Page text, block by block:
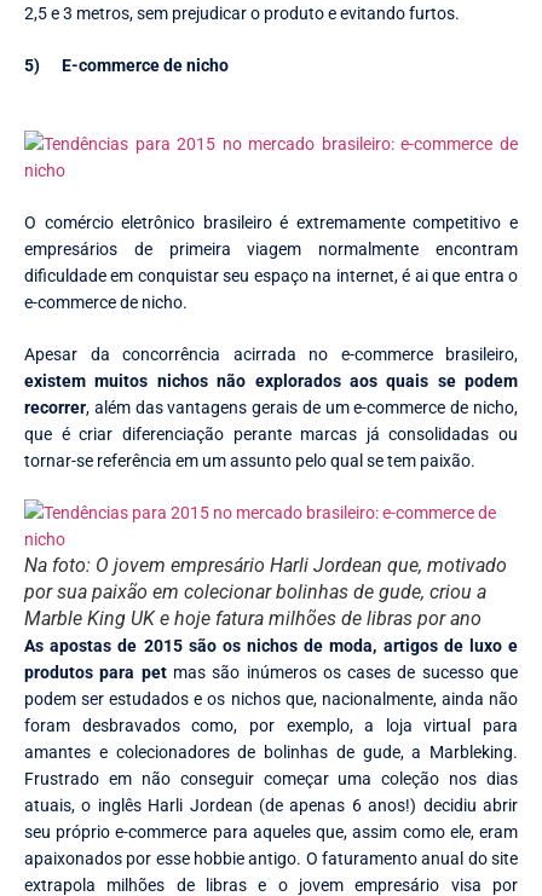
2,5 e 3 metros, sem prejudicar o produto e evitando furtos.
5) E-commerce de nicho
O comércio eletrônico brasileiro é extremamente competitivo e
empresários de primeira viagem normalmente encontram
dificuldade em conquistar seu espaço na internet, é ai que entra o
e-commerce de nicho.
Apesar da concorrência acirrada no e-commerce brasileiro,
existem muitos nichos não explorados aos quais se podem
recorrer, além das vantagens gerais de um e-commerce de nicho,
que é criar diferenciação perante marcas já consolidadas ou
tornar-se referência em um assunto pelo qual se tem paixão.
Na foto: O jovem empresário Harli Jordean que, motivado
por sua paixão em colecionar bolinhas de gude, criou a
Marble King UK e hoje fatura milhões de libras por ano
As apostas de 2015 são os nichos de moda, artigos de luxo e
produtos para petmas são inúmeros os cases de sucesso que
podem ser estudados e os nichos que, nacionalmente, ainda não
foram desbravados como, por exemplo, a loja virtual para
amantes e colecionadores de bolinhas de gude, a Marbleking.
Frustrado em não conseguir começar uma coleção nos dias
atuais, o inglês Harli Jordean (de apenas 6 anos!) decidiu abrir
seu próprio e-commerce para aqueles que, assim como ele, eram
apaixonados por esse hobbie antigo. O faturamento anual do site
extrapola milhões de libras e o jovem empresário visa por